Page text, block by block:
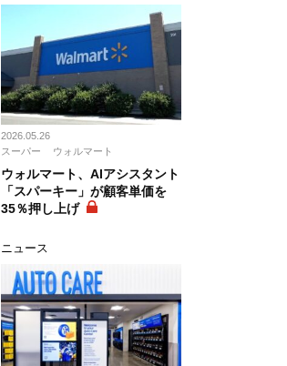
2026.05.26
スーパー
ウォルマート
ウォルマート、AIアシスタント
「スパーキー」が顧客単価を
35％押し上げ
ニュース